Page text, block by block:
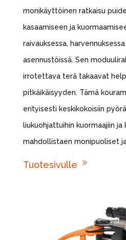
monikäyttöinen ratkaisu
kasaamiseen ja
raivauksessa,
asennustöissä. Sen
irrotettava terä takaavat
pitkäikäisyyden. Tämä
erityisesti keskikokoisiin
liukuohjattuihin kuormaajiin ja
mahdollistaen monipuoliset
Tuotesivulle 9